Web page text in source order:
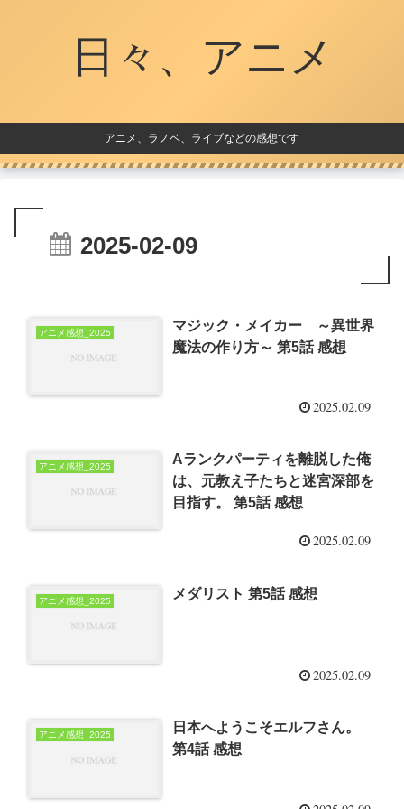
日々、アニメ
アニメ、ラノベ、ライブなどの感想です
2025-02-09
アニメ感想_2025
マジック・メイカー ～異世界
魔法の作り方～ 第5話 感想
2025.02.09
アニメ感想_2025
Aランクパーティを離脱した俺
は、元教え子たちと迷宮深部を
目指す。 第5話 感想
2025.02.09
アニメ感想_2025 メダリスト 第5話 感想
2025.02.09
アニメ感想_2025
日本へようこそエルフさん。
第4話 感想